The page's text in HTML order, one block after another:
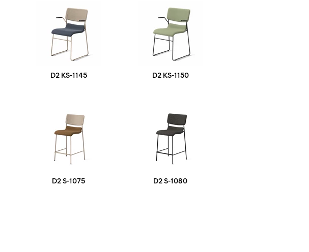
D2 KS-1145 D2 KS-1150
D2 S-1075 D2 S-1080